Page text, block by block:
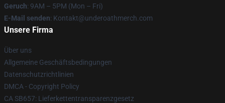
Geruch: 9AM – 5PM (Mon – Fri)
E-Mail senden: Kontakt@underoathmerch.com
Unsere Firma
Über uns
Allgemeine Geschäftsbedingungen
Datenschutzrichtlinien
DMCA - Copyright Policy
CA SB657: Lieferkettentransparenzgesetz